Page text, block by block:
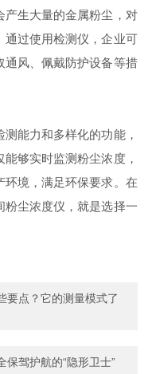
产生大量的金属粉尘，对
通过使用检测仪，企业可
通风、佩戴防护设备等措
能力和多样化的功能，
够实时监测粉尘浓度，
环境，满足环保要求。在
粉尘浓度仪，就是选择一
要点？它的测量模式了
保驾护航的“隐形卫士”